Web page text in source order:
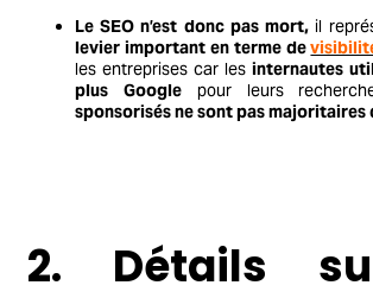
Le SEO n’est donc pas mort, il
levier important en terme de
les entreprises car les internautes
plus Googlepour leurs
sponsorisés ne sont pas majoritaires
2. Détails